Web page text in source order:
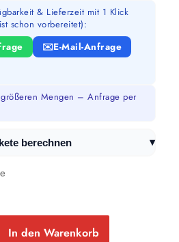
& Lieferzeit mit 1 Klick
schon vorbereitet):
E-Mail-Anfrage
Mengen – Anfrage per
berechnen ▾
In den Warenkorb